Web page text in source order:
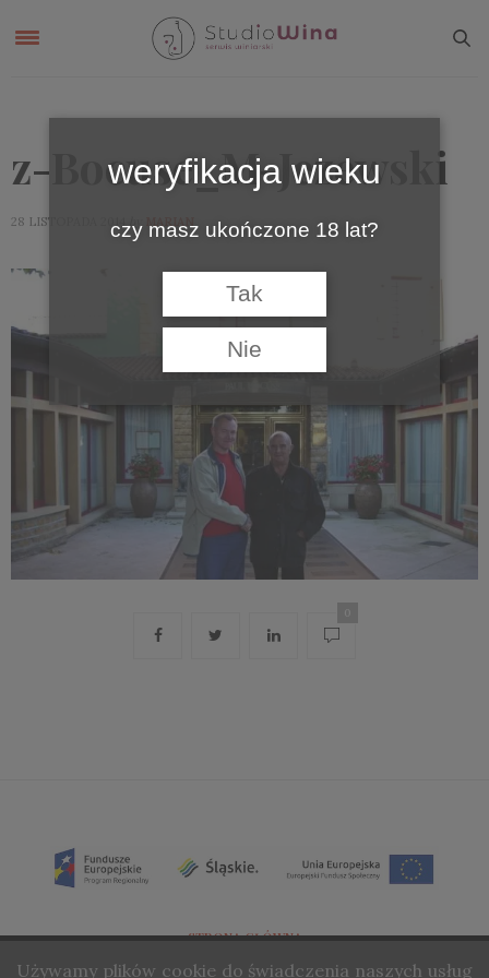
z-Bocuse_M-Jezewski
28 LISTOPADA 2014
STRONA GŁÓWNA
O NAS
weryfikacja wieku
czy masz ukończone 18 lat?
Tak
Nie
Używamy plików cookie do świadczenia naszych usług